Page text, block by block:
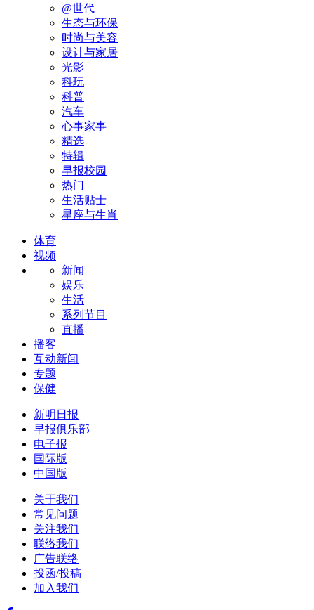
@世代
生态与环保
时尚与美容
设计与家居
光影
科玩
科普
汽车
心事家事
精选
特辑
早报校园
热门
生活贴士
星座与生肖
体育
视频
新闻
娱乐
生活
系列节目
直播
播客
互动新闻
专题
保健
新明日报
早报俱乐部
电子报
国际版
中国版
关于我们
常见问题
关注我们
联络我们
广告联络
投函/投稿
加入我们